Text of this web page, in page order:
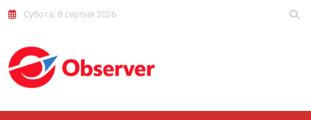
Субота, 8 серпня 2026